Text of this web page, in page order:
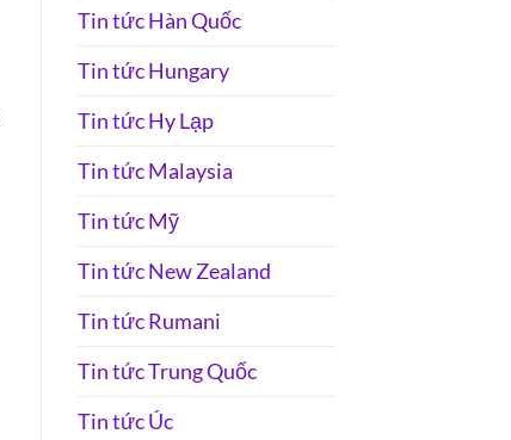
Tin tức Hàn Quốc
Tin tức Hungary
Tin tức Hy Lạp
Tin tức Malaysia
Tin tức Mỹ
Tin tức New Zealand
Tin tức Rumani
Tin tức Trung Quốc
Tin tức Úc